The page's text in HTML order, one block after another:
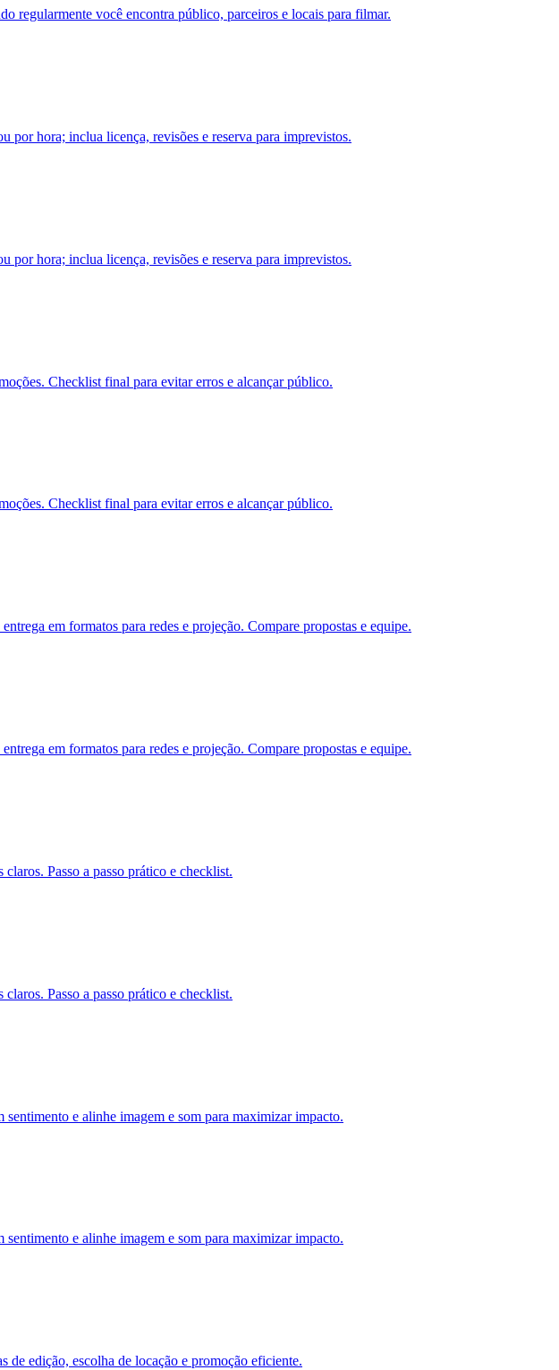
regularmente você encontra público, parceiros e locais para filmar.
por hora; inclua licença, revisões e reserva para imprevistos.
por hora; inclua licença, revisões e reserva para imprevistos.
Checklist final para evitar erros e alcançar público.
Checklist final para evitar erros e alcançar público.
em formatos para redes e projeção. Compare propostas e equipe.
em formatos para redes e projeção. Compare propostas e equipe.
Passo a passo prático e checklist.
Passo a passo prático e checklist.
e alinhe imagem e som para maximizar impacto.
e alinhe imagem e som para maximizar impacto.
de edição, escolha de locação e promoção eficiente.